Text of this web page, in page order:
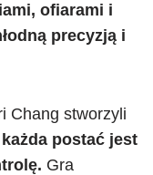
ofiarami i
precyzją i
Chang stworzyli
każda postać jest
Gra